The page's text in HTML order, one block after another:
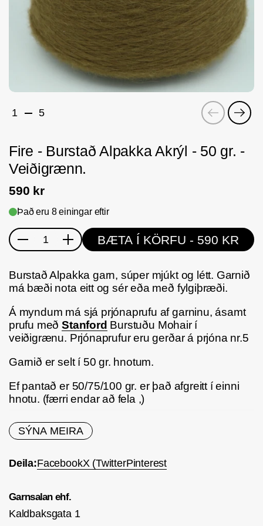
Fyrri
1 5
Fire - Burstað Alpakka Akrýl - 50 gr. -
Veiðigrænn.
590 kr
Það eru 8 einingar eftir
Magn BÆTA Í KÖRFU - 590 KR
Burstað Alpakka garn, súper mjúkt og létt. Garnið
má bæði nota eitt og sér eða með fylgiþræði.
Á myndum má sjá prjónaprufu af garninu, ásamt
prufu meðStanford Burstuðu Mohair í
veiðigrænu. Prjónaprufur eru gerðar á prjóna nr.5
Garnið er selt í 50 gr. hnotum.
Ef pantað er 50/75/100 gr. er það afgreitt í einni
hnotu. (færri endar að fela ,)
Innihald 48% Alpakka 9% Polyester 36% Akrýl
Prjónastærð 5-7 mm.
Á prjóna nr. 5 eru 17 lykkjur 10 cm. Best er að
gera sína eigin prjónfestu prufu.
SÝNA MEIRA
Deila:FacebookX (TwitterPinterest
Garnsalan ehf.
Kaldbaksgata 1